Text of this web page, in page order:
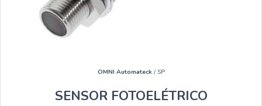
OMNI Automateck/ SP
SENSOR FOTOELÉTRICO